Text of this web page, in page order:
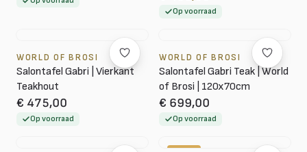
Op voorraad
WORLD OF BROSI
Salontafel Gabri | Vierkant
Teakhout
€ 475,00
Op voorraad
WORLD OF BROSI
Salontafel Gabri Teak | World
of Brosi | 120x70cm
€ 699,00
Op voorraad